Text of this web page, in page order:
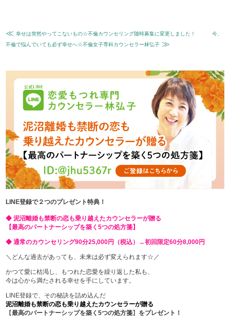
≪幸せは突然やってこないもの☆不倫カウンセリング随時募集に変更しました！
今、
不倫で悩んでいても必ず幸せへ☆不倫女子専科カウンセラー林弘子 ≫
LINE登録で２つのプレゼント特典！
◆ 泥沼離婚も禁断の恋も乗り越えたカウンセラーが贈る
【最高のパートナーシップを築く5つの処方箋】
◆ 通常のカウンセリング90分25,000円（税込）→初回限定60分8,000円
＼どんな過去があっても、未来は必ず変えられます☆／
かつて愛に枯渇し、もつれた恋愛を繰り返した私も、
今は心から満たされる幸せを手にしています。
LINE登録で、その秘訣を詰め込んだ
泥沼離婚も禁断の恋も乗り越えたカウンセラーが贈る
【最高のパートナーシップを築く5つの処方箋】 をプレゼント！